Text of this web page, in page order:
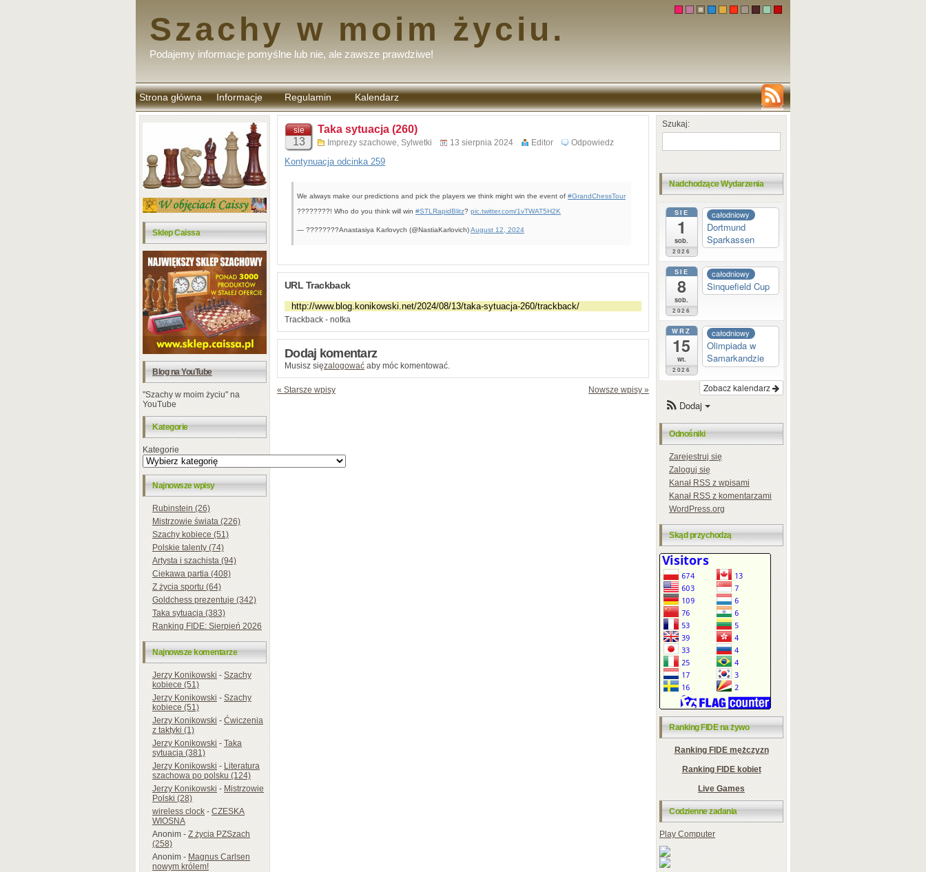
Szachy w moim życiu.
Podajemy informacje pomyślne lub nie, ale zawsze prawdziwe!
Strona główna Informacje Regulamin
komentarzy
Kalendarz
Sklep Caissa
Blog na YouTube
"Szachy w moim życiu" na
YouTube
Kategorie
Kategorie
Najnowsze wpisy
Rubinstein (26)
Mistrzowie świata (226)
Szachy kobiece (51)
Polskie talenty (74)
Artysta i szachista (94)
Ciekawa partia (408)
Z życia sportu (64)
Goldchess prezentuje (342)
Taka sytuacja (383)
Ranking FIDE: Sierpień 2026
Najnowsze komentarze
Jerzy Konikowski-Szachy
kobiece (51)
Jerzy Konikowski-Szachy
kobiece (51)
Jerzy Konikowski-Ćwiczenia
z taktyki (1)
Jerzy Konikowski-Taka
sytuacja (381)
Jerzy Konikowski-Literatura
szachowa po polsku (124)
Jerzy Konikowski-Mistrzowie
Polski (28)
wireless clock-CZESKA
WIOSNA
Anonim-Z życia PZSzach
(258)
Anonim-Magnus Carlsen
nowym królem!
sie
13
Taka sytuacja (260)
Imprezy szachowe, Sylwetki 13 sierpnia 2024 Editor Odpowiedz
Kontynuacja odcinka 259
We always make our predictions and pick the players we think might win the event of #GrandChessTour
????????! Who do you think will win #STLRapidBlitz? pic.twitter.com/1vTWAT5H2K
— ????????Anastasiya Karlovych (@NastiaKarlovich)August 12, 2024
URL Trackback
Trackback - notka
Dodaj komentarz
Musisz sięzalogować aby móc komentować.
« Starsze wpisy Nowsze wpisy »
Szukaj:
Nadchodzące Wydarzenia
SIE
1
sob.
2026
całodniowy
Dortmund
Sparkassen
SIE
8
sob.
2026
całodniowy
Sinquefield Cup
WRZ
15
wt.
2026
całodniowy
Olimpiada w
Samarkandzie
Zobacz kalendarz
Dodaj
Odnośniki
Zarejestruj się
Zaloguj się
KanałRSSz wpisami
KanałRSSz komentarzami
WordPress.org
Skąd przychodzą
Ranking FIDE na żywo
Ranking FIDE mężczyzn
Ranking FIDE kobiet
Live Games
Codzienne zadania
Play Computer